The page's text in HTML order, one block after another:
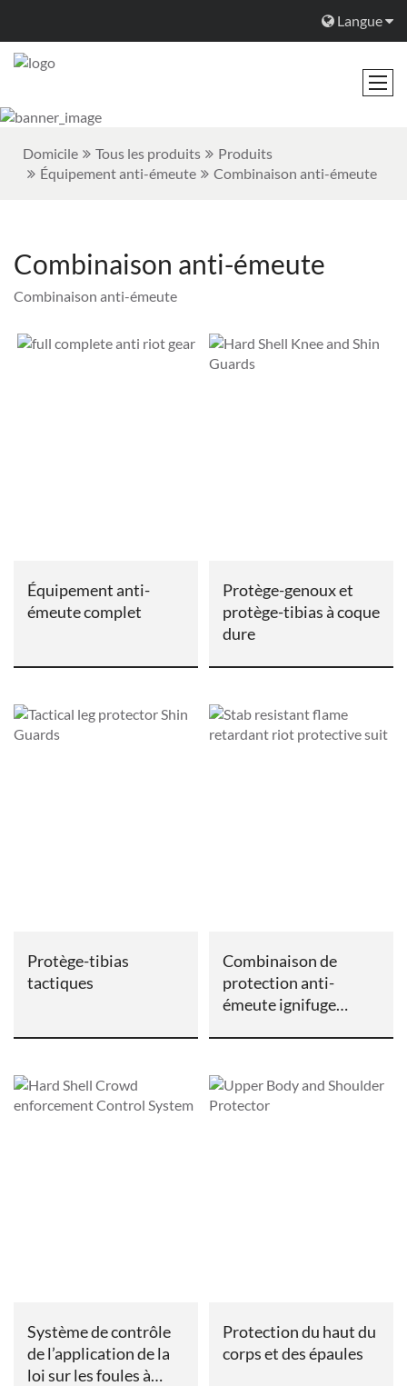
Langue
Domicile Tous les produits
Produits
Équipement anti-émeute
Combinaison anti-émeute
Combinaison anti-émeute
Combinaison anti-émeute
Équipement anti-
émeute complet
Protège-genoux et
protège-tibias à coque
dure
Protège-tibias
tactiques
Combinaison de
protection anti-
émeute ignifuge
Système de contrôle
de l’application de la
loi sur les foules à
Protection du haut du
corps et des épaules